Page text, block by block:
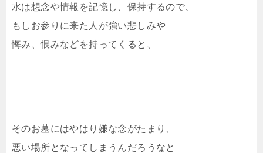
水は想念や情報を記憶し、保持するので、
もしお参りに来た人が強い悲しみや
悔み、恨みなどを持ってくると、
そのお墓にはやはり嫌な念がたまり、
悪い場所となってしまうんだろうなと